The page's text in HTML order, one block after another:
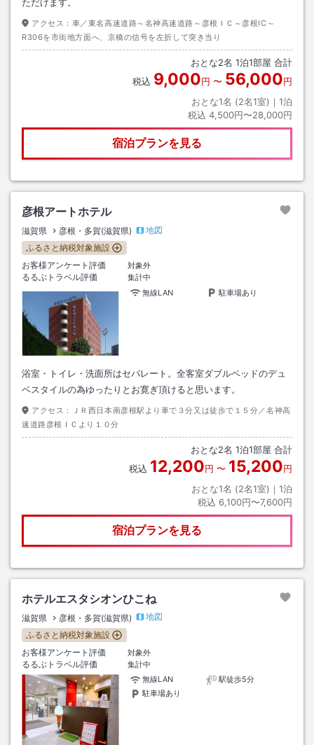
ただけます。
アクセス： 車／東名高速道路～名神高速道路～彦根ＩＣ～彦根IC～
R306を市街地方面へ、京橋の信号を左折して突き当り
おとな2名 1泊1部屋 合計
税込 9,000円 〜 56,000円
おとな1名 (2名1室)｜ 1泊
税込 4,500円〜28,000円
宿泊プランを見る
彦根アートホテル
滋賀県 彦根・多賀(滋賀県)
地図
ふるさと納税対象施設
お客様アンケート評価
対象外
るるぶトラベル評価
集計中
無線LAN
駐車場あり
浴室・トイレ・洗面所はセパレート。全客室ダブルベッドのデュ
ベスタイルの為ゆったりとお寛ぎ頂けると思います。
アクセス：
ＪＲ西日本南彦根駅より車で３分又は徒歩で１５分／名神高
速道路彦根ＩＣより１０分
おとな2名 1泊1部屋 合計
税込 12,200円 〜 15,200円
おとな1名 (2名1室)｜ 1泊
税込 6,100円〜7,600円
宿泊プランを見る
ホテルエスタシオンひこね
滋賀県 彦根・多賀(滋賀県)
地図
ふるさと納税対象施設
お客様アンケート評価
対象外
るるぶトラベル評価
集計中
無線LAN
駅徒歩5分
駐車場あり